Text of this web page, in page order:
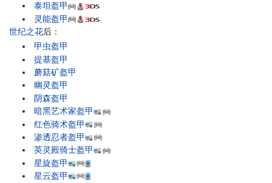
泰坦盔甲
灵能盔甲
世纪之花后：
甲虫盔甲
提基盔甲
蘑菇矿盔甲
幽灵盔甲
阴森盔甲
暗黑艺术家盔甲
红色骑术盔甲
渗透忍者盔甲
英灵殿骑士盔甲
星旋盔甲
星云盔甲